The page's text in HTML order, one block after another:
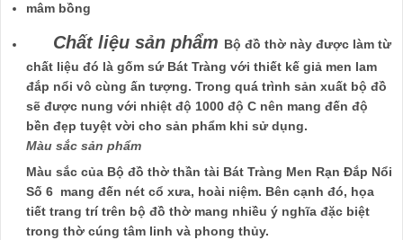
mâm bồng
Chất liệu sản phẩm Bộ đồ thờ này được làm từ
chất liệu đó là gốm sứ Bát Tràng với thiết kế giả men lam
đắp nổi vô cùng ấn tượng. Trong quá trình sản xuất bộ đồ
sẽ được nung với nhiệt độ 1000 độ C nên mang đến độ
bền đẹp tuyệt vời cho sản phẩm khi sử dụng.
Màu sắc sản phẩm
Màu sắc của Bộ đồ thờ thần tài Bát Tràng Men Rạn Đắp Nổi
Số 6 mang đến nét cổ xưa, hoài niệm. Bên cạnh đó, họa
tiết trang trí trên bộ đồ thờ mang nhiều ý nghĩa đặc biệt
trong thờ cúng tâm linh và phong thủy.